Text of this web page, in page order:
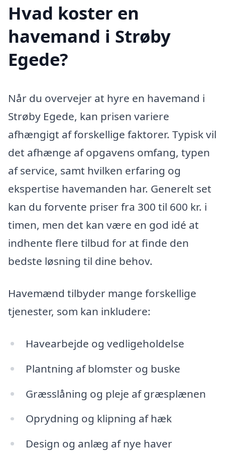
Hvad koster en
havemand i Strøby
Egede?
Når du overvejer at hyre en havemand i
Strøby Egede, kan prisen variere
afhængigt af forskellige faktorer. Typisk vil
det afhænge af opgavens omfang, typen
af service, samt hvilken erfaring og
ekspertise havemanden har. Generelt set
kan du forvente priser fra 300 til 600 kr. i
timen, men det kan være en god idé at
indhente flere tilbud for at finde den
bedste løsning til dine behov.
Havemænd tilbyder mange forskellige
tjenester, som kan inkludere:
Havearbejde og vedligeholdelse
Plantning af blomster og buske
Græsslåning og pleje af græsplænen
Oprydning og klipning af hæk
Design og anlæg af nye haver